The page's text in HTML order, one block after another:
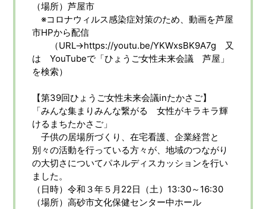
（場所）芦屋市
※コロナウィルス感染症対策のため、動画を芦屋
市HPから配信
（URL→https://youtu.be/YKWxsBK9A7g 又
は YouTubeで「ひょうご女性未来会議 芦屋」
を検索）
【第39回ひょうご女性未来会議inたかさご】
「みんな集まりみんな繋がる 女性がキラキラ輝
けるまちたかさご」
子供の居場所づくり、在宅看護、企業経営と
別々の活動を行っている方々が、地域のつながり
の大切さについてパネルディスカッションを行い
ました。
（日時）令和３年５月22日（土）13:30～16:30
（場所）高砂市文化保健センター中ホール